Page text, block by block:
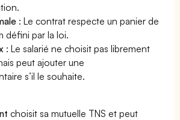
: Le contrat respecte un panier de
défini par la loi.
: Le salarié ne choisit pas librement
peut ajouter une
s’il le souhaite.
choisit sa mutuelle TNS et peut